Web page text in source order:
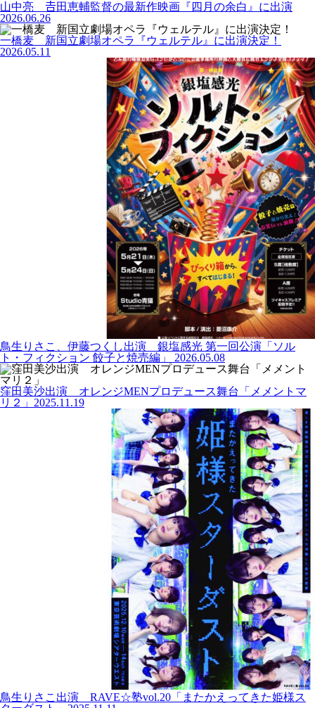
山中亮 𠮷田恵輔監督の最新作映画『四月の余白』に出演
2026.06.26
一橋麦 新国立劇場オペラ『ウェルテル』に出演決定！
2026.05.11
鳥生りさこ、伊藤つくし出演 銀塩感光 第一回公演「ソル
ト・フィクション 餃子と焼売編」 2026.05.08
窪田美沙出演 オレンジMENプロデュース舞台「メメントマ
リ２」 2025.11.19
鳥生りさこ出演 RAVE☆塾vol.20「またかえってきた姫様ス